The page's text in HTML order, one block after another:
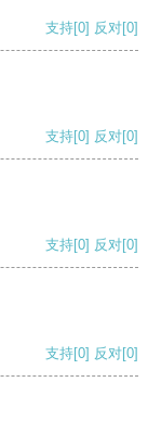
支持[0] 反对[0]
支持[0] 反对[0]
支持[0] 反对[0]
支持[0] 反对[0]